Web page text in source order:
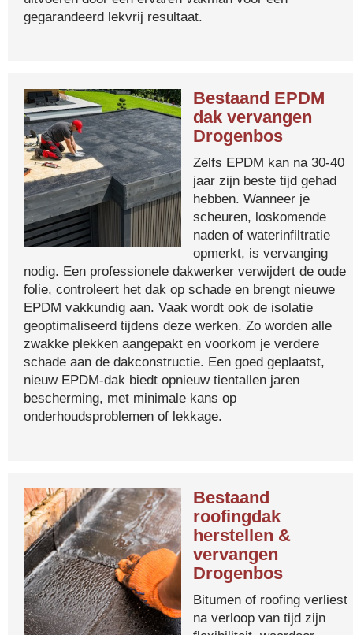
gegarandeerd lekvrij resultaat.
Bestaand EPDM
dak vervangen
Drogenbos
Zelfs EPDM kan na 30-40
jaar zijn beste tijd gehad
hebben. Wanneer je
scheuren, loskomende
naden of waterinfiltratie
opmerkt, is vervanging
nodig. Een professionele dakwerker verwijdert de oude
folie, controleert het dak op schade en brengt nieuwe
EPDM vakkundig aan. Vaak wordt ook de isolatie
geoptimaliseerd tijdens deze werken. Zo worden alle
zwakke plekken aangepakt en voorkom je verdere
schade aan de dakconstructie. Een goed geplaatst,
nieuw EPDM-dak biedt opnieuw tientallen jaren
bescherming, met minimale kans op
onderhoudsproblemen of lekkage.
Bestaand
roofingdak
herstellen &
vervangen
Drogenbos
Bitumen of roofing verliest
na verloop van tijd zijn